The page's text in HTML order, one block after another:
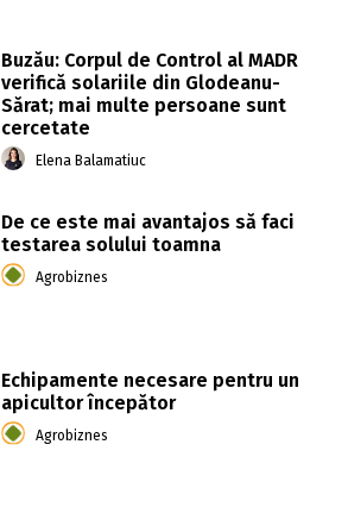
Buzău: Corpul de Control al MADR
verifică solariile din Glodeanu-
Sărat; mai multe persoane sunt
cercetate
Elena Balamatiuc
De ce este mai avantajos să faci
testarea solului toamna
Agrobiznes
Echipamente necesare pentru un
apicultor începător
Agrobiznes